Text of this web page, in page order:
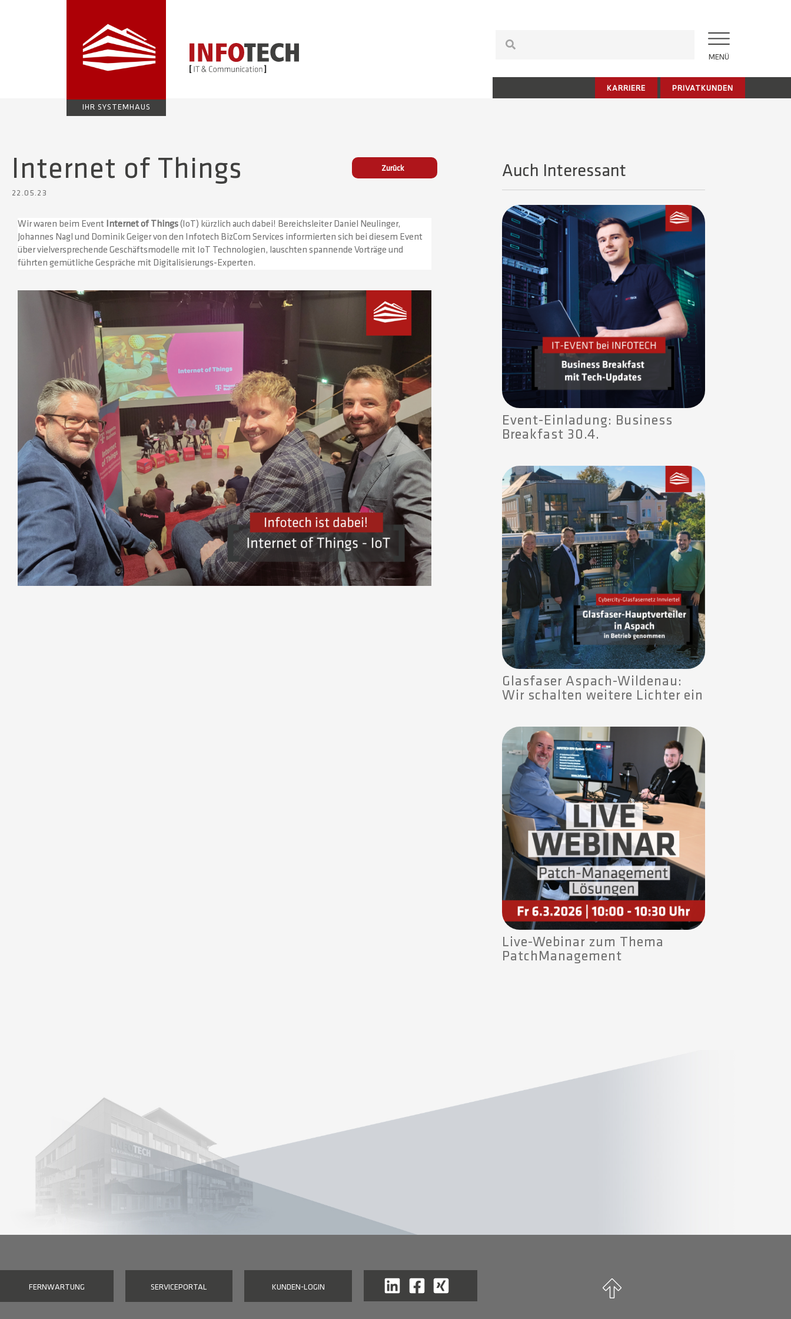
IHR SYSTEMHAUS
MENÜ
KARRIERE PRIVATKUNDEN
Internet of Things
22.05.23
Zurück
Wir waren beim Event Internet of Things(IoT) kürzlich auch dabei! Bereichsleiter Daniel Neulinger,
Johannes Nagl und Dominik Geiger von den Infotech BizCom Services informierten sich bei diesem Event
über vielversprechende Geschäftsmodelle mit IoT Technologien, lauschten spannende Vorträge und
führten gemütliche Gespräche mit Digitalisierungs-Experten.
Auch Interessant​
Event-Einladung: Business
Breakfast 30.4.
Glasfaser Aspach-Wildenau:
Wir schalten weitere Lichter ein
Live-Webinar zum Thema
PatchManagement
FERNWARTUNG SERVICEPORTAL KUNDEN-LOGIN